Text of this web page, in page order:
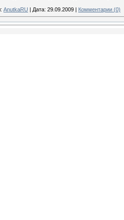
AnutkaRU | Дата: 29.09.2009 | Комментарии (0)